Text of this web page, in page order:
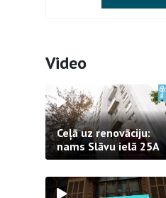
Video
Ceļā uz renovāciju:
nams Slāvu ielā 25A